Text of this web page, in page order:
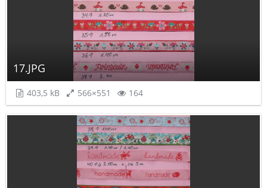
17.JPG
403,5 kB 566×551 164